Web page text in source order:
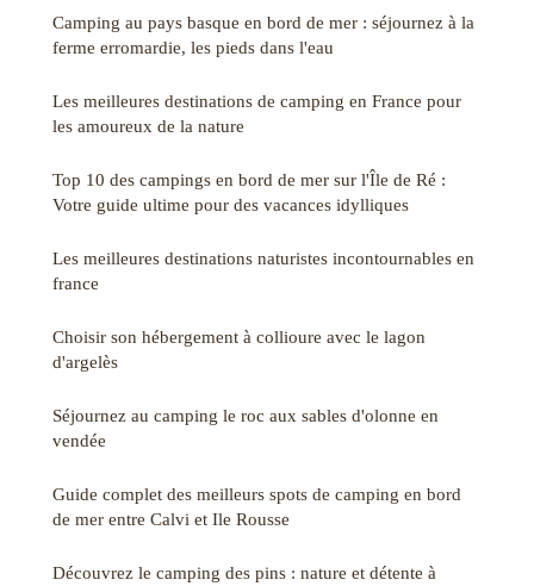
Camping au pays basque en bord de mer : séjournez à la
ferme erromardie, les pieds dans l'eau
Les meilleures destinations de camping en France pour
les amoureux de la nature
Top 10 des campings en bord de mer sur l'Île de Ré :
Votre guide ultime pour des vacances idylliques
Les meilleures destinations naturistes incontournables en
france
Choisir son hébergement à collioure avec le lagon
d'argelès
Séjournez au camping le roc aux sables d'olonne en
vendée
Guide complet des meilleurs spots de camping en bord
de mer entre Calvi et Ile Rousse
Découvrez le camping des pins : nature et détente à